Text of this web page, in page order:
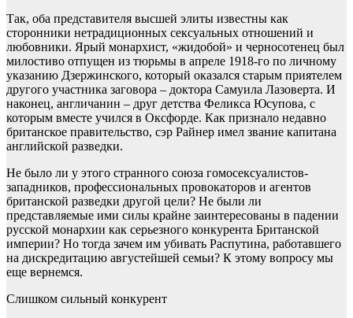
Так, оба представителя высшей элиты известны как
сторонники нетрадиционных сексуальных отношений и
любовники. Ярый монархист, «жидобой» и черносотенец был
милостиво отпущен из тюрьмы в апреле 1918-го по личному
указанию Дзержинского, который оказался старым приятелем
другого участника заговора – доктора Самуила Лазоверта. И
наконец, англичанин – друг детства Феликса Юсупова, с
которым вместе учился в Оксфорде. Как признало недавно
британское правительство, сэр Райнер имел звание капитана
английской разведки.
Не было ли у этого странного союза гомосексуалистов-
западников, профессиональных провокаторов и агентов
британской разведки другой цели? Не были ли
представляемые ими силы крайне заинтересованы в падении
русской монархии как серьезного конкурента Британской
империи? Но тогда зачем им убивать Распутина, работавшего
на дискредитацию августейшей семьи? К этому вопросу мы
еще вернемся.
Слишком сильный конкурент